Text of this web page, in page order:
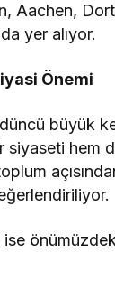
Aachen,
yer alıyor.
Önemi
büyük
siyaseti hem